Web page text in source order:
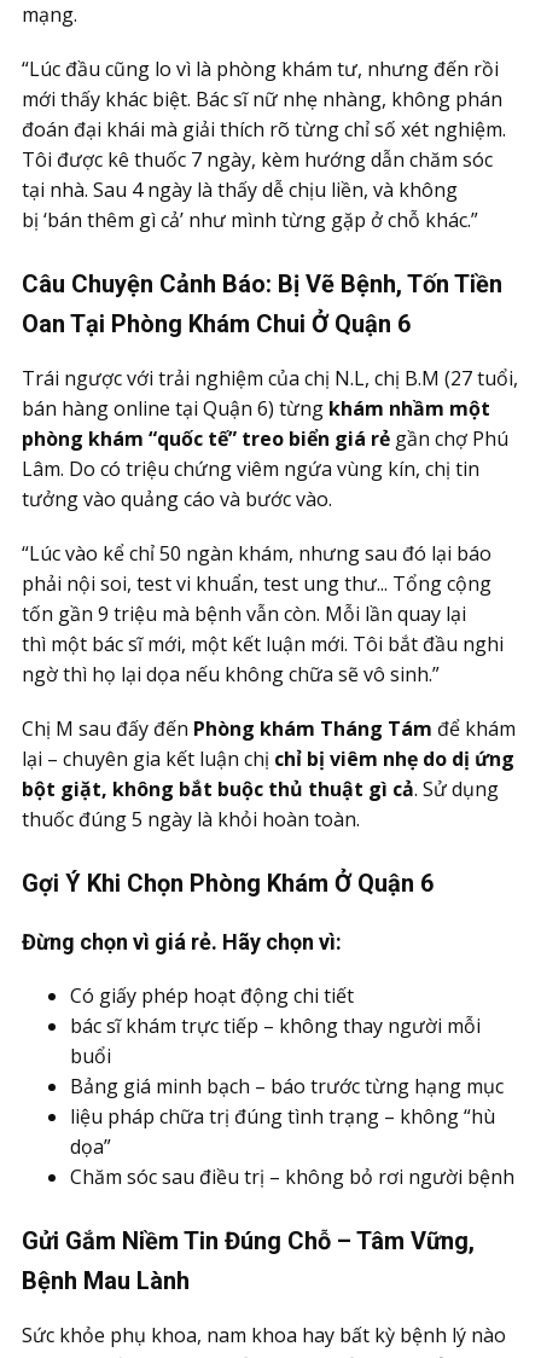
mạng.
“Lúc đầu cũng lo vì là phòng khám tư, nhưng đến rồi
mới thấy khác biệt. Bác sĩ nữ nhẹ nhàng, không phán
đoán đại khái mà giải thích rõ từng chỉ số xét nghiệm.
Tôi được kê thuốc 7 ngày, kèm hướng dẫn chăm sóc
tại nhà. Sau 4 ngày là thấy dễ chịu liền, và không
bị ‘bán thêm gì cả’ như mình từng gặp ở chỗ khác.”
Câu Chuyện Cảnh Báo: Bị Vẽ Bệnh, Tốn Tiền
Oan Tại Phòng Khám Chui Ở Quận 6
Trái ngược với trải nghiệm của chị N.L, chị B.M (27 tuổi,
bán hàng online tại Quận 6) từng khám nhầm một
phòng khám “quốc tế” treo biển giá rẻ gần chợ Phú
Lâm. Do có triệu chứng viêm ngứa vùng kín, chị tin
tưởng vào quảng cáo và bước vào.
“Lúc vào kể chỉ 50 ngàn khám, nhưng sau đó lại báo
phải nội soi, test vi khuẩn, test ung thư... Tổng cộng
tốn gần 9 triệu mà bệnh vẫn còn. Mỗi lần quay lại
thì một bác sĩ mới, một kết luận mới. Tôi bắt đầu nghi
ngờ thì họ lại dọa nếu không chữa sẽ vô sinh.”
Chị M sau đấy đến Phòng khám Tháng Tám để khám
lại – chuyên gia kết luận chị chỉ bị viêm nhẹ do dị ứng
bột giặt, không bắt buộc thủ thuật gì cả. Sử dụng
thuốc đúng 5 ngày là khỏi hoàn toàn.
Gợi Ý Khi Chọn Phòng Khám Ở Quận 6
Đừng chọn vì giá rẻ. Hãy chọn vì:
Có giấy phép hoạt động chi tiết
bác sĩ khám trực tiếp – không thay người mỗi
buổi
Bảng giá minh bạch – báo trước từng hạng mục
liệu pháp chữa trị đúng tình trạng – không “hù
dọa”
Chăm sóc sau điều trị – không bỏ rơi người bệnh
Gửi Gắm Niềm Tin Đúng Chỗ – Tâm Vững,
Bệnh Mau Lành
Sức khỏe phụ khoa, nam khoa hay bất kỳ bệnh lý nào